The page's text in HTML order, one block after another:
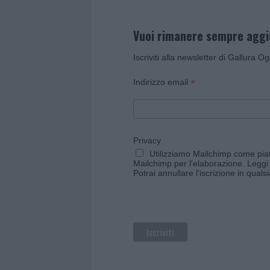
Vuoi rimanere sempre
Iscriviti alla newsletter di Gallura
Indirizzo email *
Privacy
Utilizziamo Mailchimp come
Mailchimp per l'elaborazione.
Potrai annullare l'iscrizione in